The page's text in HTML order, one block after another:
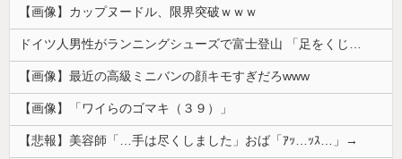
【画像】カップヌードル、限界突破ｗｗｗ
ドイツ人男性がランニングシューズで富士登山 「足をくじいて動けない」
【画像】最近の高級ミニバンの顔キモすぎだろwww
【画像】「ワイらのゴマキ（３９）」
【悲報】美容師「…手は尽くしました」おば「ｱｯ…ｯｽ…」→